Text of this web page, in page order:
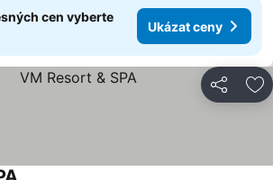
cen vyberte
Ukázat ceny
Sdílet